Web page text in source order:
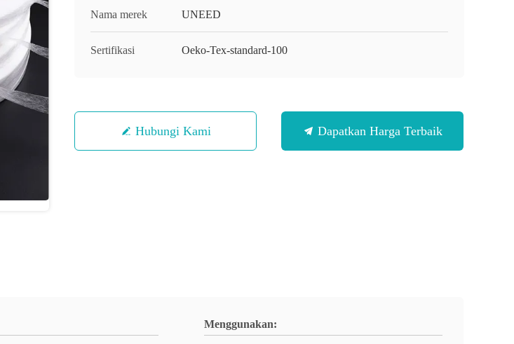
Nama merek UNEED
Sertifikasi Oeko-Tex-standard-100
Hubungi Kami Dapatkan Harga Terbaik
Menggunakan: